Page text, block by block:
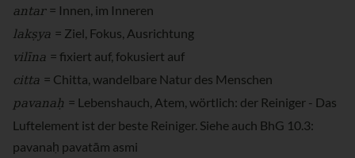
antar = Innen, im Inneren
lakṣya = Ziel, Fokus, Ausrichtung
vilīna = fixiert auf, fokusiert auf
citta = Chitta, wandelbare Natur des Menschen
pavanaḥ = Lebenshauch, Atem, wörtlich: der Reiniger - Das
Luftelement ist der beste Reiniger. Siehe auch BhG 10.3:
pavanaḥ pavatām asmi